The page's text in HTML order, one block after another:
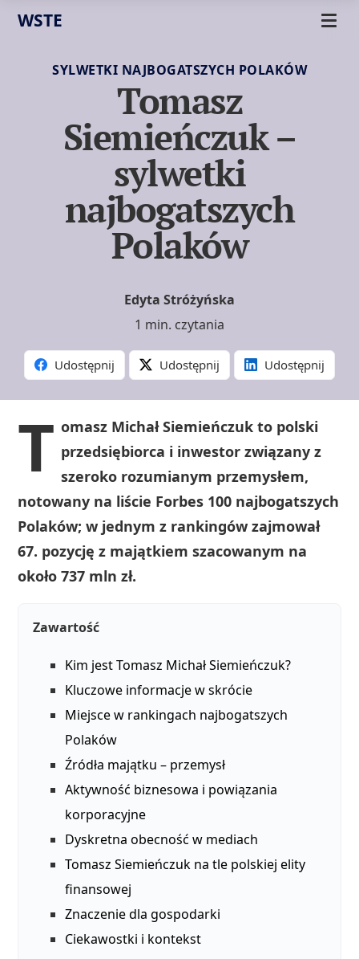
WSTE
SYLWETKI NAJBOGATSZYCH POLAKÓW
Tomasz
Siemieńczuk –
sylwetki
najbogatszych
Polaków
Edyta Stróżyńska
1 min. czytania
Udostępnij Udostępnij Udostępnij
T omasz Michał Siemieńczuk to polski
przedsiębiorca i inwestor związany z
szeroko rozumianym przemysłem,
notowany na liście Forbes 100 najbogatszych
Polaków; w jednym z rankingów zajmował
67. pozycję z majątkiem szacowanym na
około 737 mln zł.
Zawartość
Kim jest Tomasz Michał Siemieńczuk?
Kluczowe informacje w skrócie
Miejsce w rankingach najbogatszych
Polaków
Źródła majątku – przemysł
Aktywność biznesowa i powiązania
korporacyjne
Dyskretna obecność w mediach
Tomasz Siemieńczuk na tle polskiej elity
finansowej
Znaczenie dla gospodarki
Ciekawostki i kontekst